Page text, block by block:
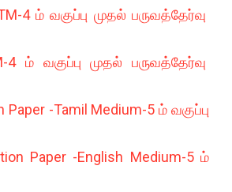
4 ம் வகுப்பு முதல் பருவத்தேர்வு
ம் வகுப்பு முதல் பருவத்தேர்வு
-Tamil Medium-5 ம் வகுப்பு
Paper -English Medium-5 ம்